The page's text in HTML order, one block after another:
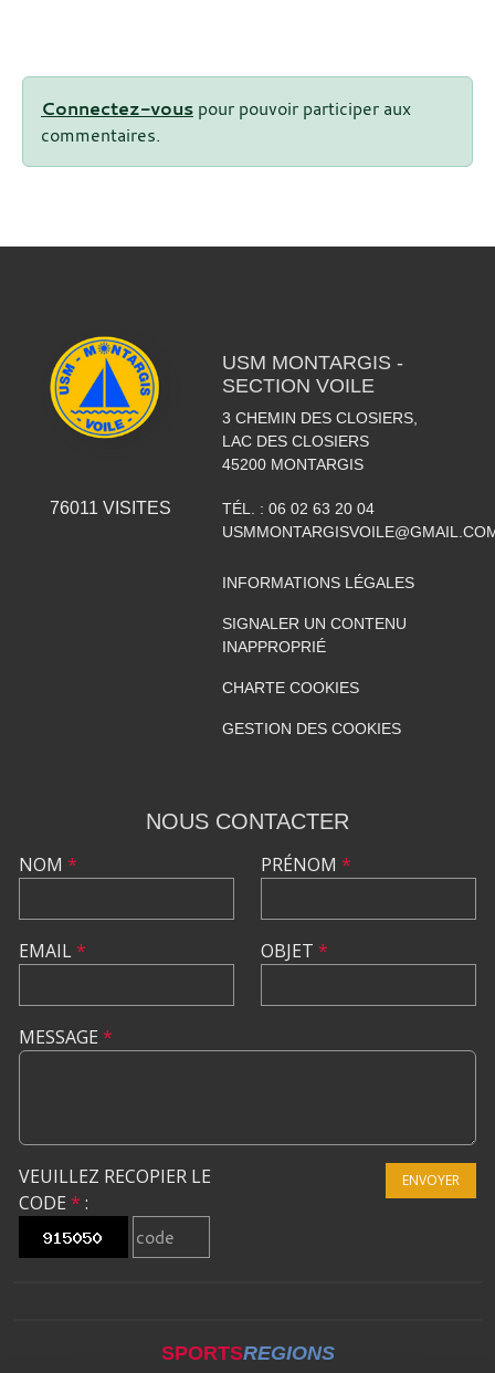
Connectez-vous pour pouvoir participer aux
commentaires.
76011 VISITES
USM MONTARGIS -
SECTION VOILE
3 CHEMIN DES CLOSIERS,
LAC DES CLOSIERS
45200 MONTARGIS
TÉL. : 06 02 63 20 04
INFORMATIONS LÉGALES
SIGNALER UN CONTENU
INAPPROPRIÉ
CHARTE COOKIES
GESTION DES COOKIES
NOUS CONTACTER
NOM *
EMAIL*
PRÉNOM *
OBJET *
MESSAGE *
VEUILLEZ RECOPIER LE
CODE * :
ENVOYER
SPORTSREGIONS